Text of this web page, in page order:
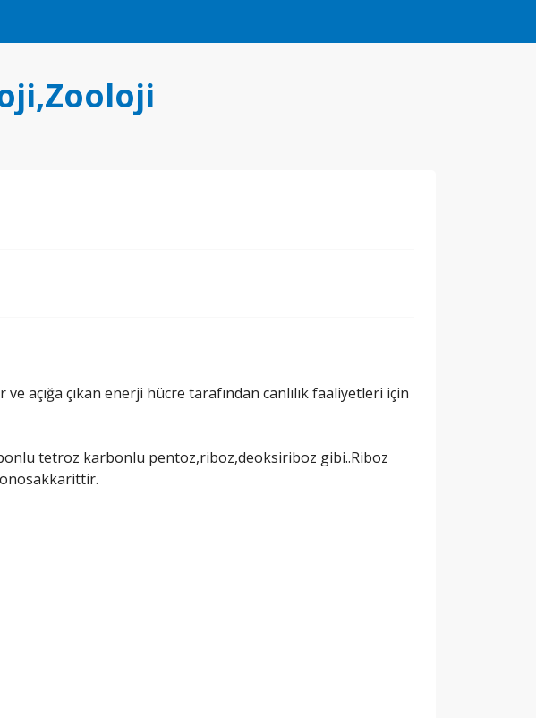
açığa çıkan enerji hücre tarafından canlılık faaliyetleri için
tetroz karbonlu pentoz,riboz,deoksiriboz gibi..Riboz